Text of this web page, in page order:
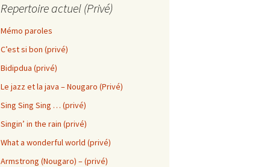
Repertoire actuel (Privé)
Mémo paroles
C’est si bon (privé)
Bidipdua (privé)
Le jazz et la java – Nougaro (Privé)
Sing Sing Sing … (privé)
Singin’ in the rain (privé)
What a wonderful world (privé)
Armstrong (Nougaro) – (privé)